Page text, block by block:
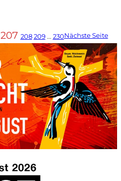
207 208 209 … 230Nächste Seite